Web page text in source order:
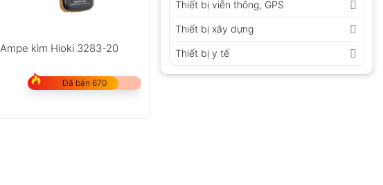
Thiết bị viễn thông, GPS
Thiết bị xây dựng
Thiết bị y tế
Ampe kìm Hioki 3283-20
Đã bán 670